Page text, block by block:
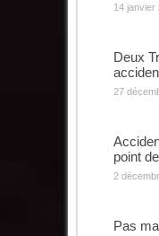
14 janvier
Deux
27
point
2
Pas